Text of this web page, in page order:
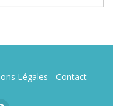
Légales - Contact